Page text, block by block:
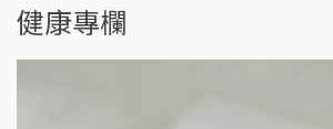
健康專欄